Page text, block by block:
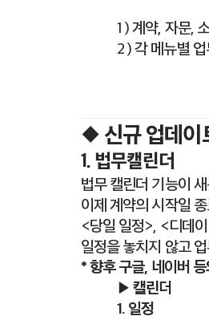
1 ) 계약, 자문,
2 ) 각 메뉴별
◆ 신규 업데이
1. 법무캘린더
법무 캘린더 기능이
이제 계약의 시작일
<당일 일정>, <디데
일정을 놓치지 않고
* 향후 구글, 네이버
▶ 캘린더
1. 일정